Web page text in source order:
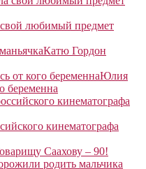
любимый предмет
Катю Гордон
Юлия
беременна
кинематографа
Саахову – 90!